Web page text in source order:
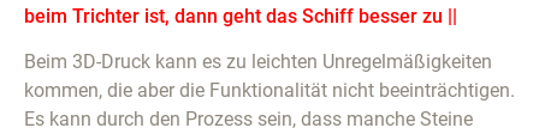
beim Trichter ist, dann geht das Schiff besser zu ||
Beim 3D-Druck kann es zu leichten Unregelmäßigkeiten
kommen, die aber die Funktionalität nicht beeinträchtigen.
Es kann durch den Prozess sein, dass manche Steine